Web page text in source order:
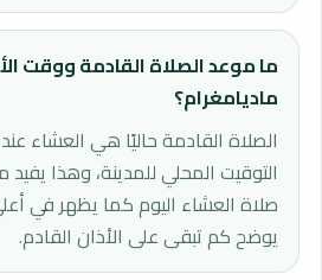
ما موعد الصلاة القادمة ووقت
ماديامغرام؟
التوقيت المحلي للمدينة، وهذا
صلاة العشاء اليوم كما يظهر في
يوضح كم تبقى على الأذان القادم.